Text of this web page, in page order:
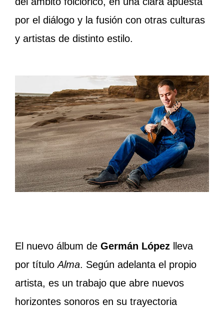
por el diálogo y la fusión con otras culturas
y artistas de distinto estilo.
El nuevo álbum de Germán López lleva
por títuloAlma. Según adelanta el propio
artista, es un trabajo que abre nuevos
horizontes sonoros en su trayectoria